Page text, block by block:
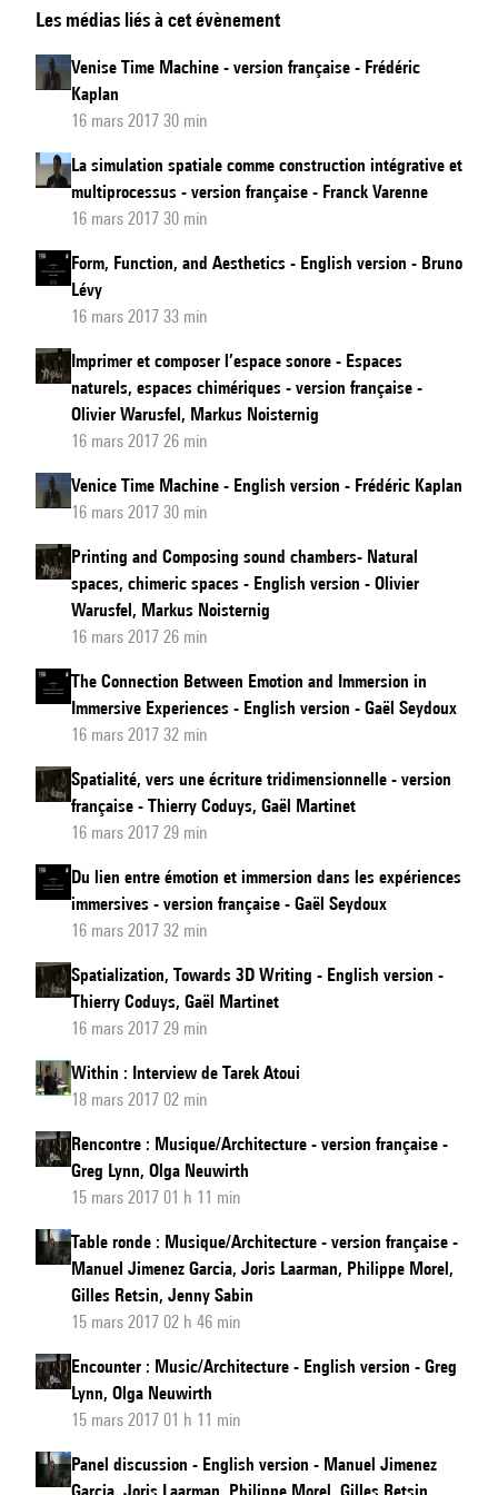
Fonction
et
Esthétique
version
française
Les médias liés à cet évènement
Venise Time Machine - version française - Frédéric
Kaplan
16 mars 2017 30 min
La simulation spatiale comme construction intégrative et
multiprocessus - version française - Franck Varenne
16 mars 2017 30 min
Form, Function, and Aesthetics - English version - Bruno
Lévy
16 mars 2017 33 min
Imprimer et composer l’espace sonore - Espaces
naturels, espaces chimériques - version française -
Olivier Warusfel, Markus Noisternig
16 mars 2017 26 min
Venice Time Machine - English version - Frédéric Kaplan
16 mars 2017 30 min
Printing and Composing sound chambers- Natural
spaces, chimeric spaces - English version - Olivier
Warusfel, Markus Noisternig
16 mars 2017 26 min
The Connection Between Emotion and Immersion in
Immersive Experiences - English version - Gaël Seydoux
16 mars 2017 32 min
Spatialité, vers une écriture tridimensionnelle - version
française - Thierry Coduys, Gaël Martinet
16 mars 2017 29 min
Du lien entre émotion et immersion dans les expériences
immersives - version française - Gaël Seydoux
16 mars 2017 32 min
Spatialization, Towards 3D Writing - English version -
Thierry Coduys, Gaël Martinet
16 mars 2017 29 min
Within : Interview de Tarek Atoui
18 mars 2017 02 min
Rencontre : Musique/Architecture - version française -
Greg Lynn, Olga Neuwirth
15 mars 2017 01 h 11 min
Table ronde : Musique/Architecture - version française -
Manuel Jimenez Garcia, Joris Laarman, Philippe Morel,
Gilles Retsin, Jenny Sabin
15 mars 2017 02 h 46 min
Encounter : Music/Architecture - English version - Greg
Lynn, Olga Neuwirth
15 mars 2017 01 h 11 min
Panel discussion - English version - Manuel Jimenez